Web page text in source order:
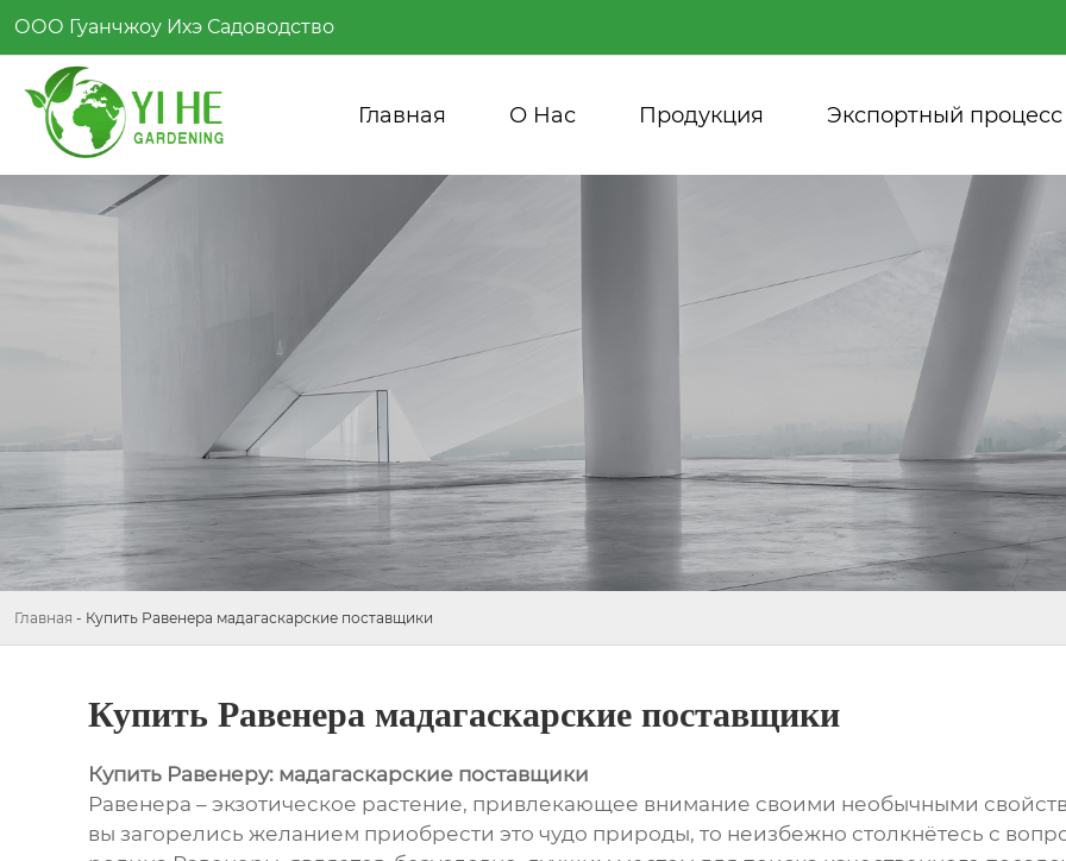
ООО Гуанчжоу Ихэ Садоводство
Главная О Нас Продукция Экспортный процесс
Главная - Купить Равенера мадагаскарские поставщики
Купить Равенера мадагаскарские поставщики
Купить Равенеру: мадагаскарские поставщики
Равенера – экзотическое растение, привлекающее внимание своими необычными
вы загорелись желанием приобрести это чудо природы, то неизбежно столкнётесь с